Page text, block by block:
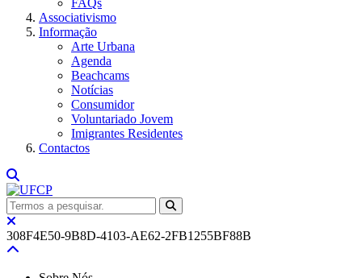
FAQs
Associativismo
Informação
Arte Urbana
Agenda
Beachcams
Notícias
Consumidor
Voluntariado Jovem
Imigrantes Residentes
Contactos
308F4E50-9B8D-4103-AE62-2FB1255BF88B